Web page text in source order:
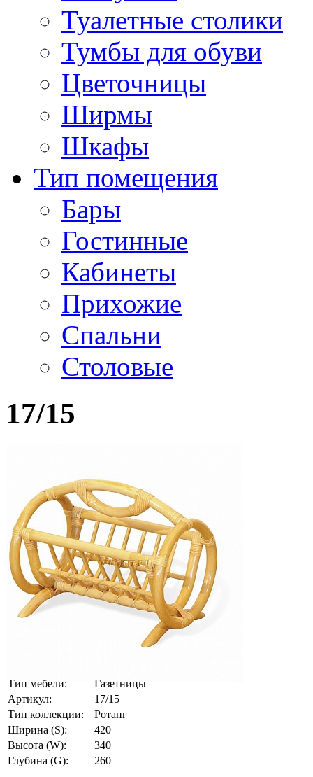
Туалетные столики
Тумбы для обуви
Цветочницы
Ширмы
Шкафы
Тип помещения
Бары
Гостинные
Кабинеты
Прихожие
Спальни
Столовые
17/15
Тип мебели:
Газетницы
Артикул:
17/15
Тип коллекции:
Ротанг
Ширина (S):
420
Высота (W):
340
Глубина (G):
260